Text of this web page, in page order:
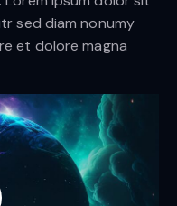
sed diam nonumy
et dolore magna